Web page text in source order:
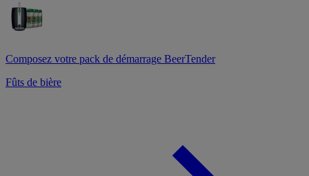
Composez votre pack de démarrage BeerTender
Fûts de bière